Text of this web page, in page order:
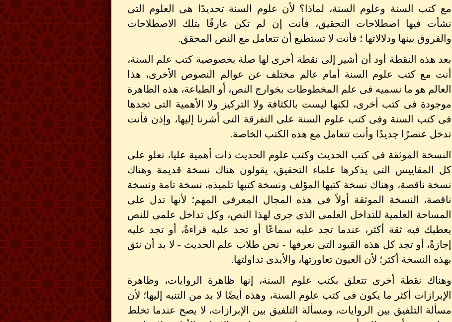
مع كتب السنة وعلوم السنة، لماذا؟ لأن علوم السنة تحديدًا هى العلوم التى
نشأت فيها اصطلاحات التحقيق، فأنت إن لم تكن عارفًا بتلك الاصطلاحات
والفروق بينها ودلالاتها ؛ فأنت لا تستطيع أن تتعامل مع النص المحقق.
بعد هذه النقطة أود أن أشير إلى نقطة أخرى لها صلة بخصوصية كتب علم السنة،
أنت مع كتب علوم السنة أمام عالم مختلف عن عوالم النصوص الأخرى، هذا
العالم هو ما نسميه فى علم المخطوطات بخوارج النص، أو الطباعة، هذه الظاهرة
موجودة فى كتب أخرى، لكنها ليست بالكثافة ولا التركيز ولا الأهمية التى تجدها
فى كتب السنة وفى كتب علوم السنة على التفرقة التى أشرنا إليها، وإذن فأنت
تدخل عنصرًا جديدًا وأنت تتعامل مع هذه الكتب الخاصة.
النسخة الموثقة فى كتب الحديث وكتب علوم الحديث ذات أهمية عليا، تعلو على
كل المقاييس التى يذكرها علماء التحقيق، يقولون هناك نسخة قديمة وهناك
نسخة ناقصة، وهناك نسخة كتبها المؤلف ونسخة كتبها تلميذه، نسخة تامة ونسخة
ناقصة، النسخة الموثقة أولاً فى هذه المجال المعرفى المهم؛ لأنها تدل على
المساحة العلمية للتداخل العلمى الذى جرى لهذا النص، وكل تداخل علمى للنص
يعطيك فيه ثقة أكثر، عندما تجد عليه سماعًا أو تجد عليه قراءةً، أو تجد عليه
إجازةً، أو تجد كل هذه القيود التى نعرفها - نحن طلاب علم الحديث - لا بد أن نثق
بهذه النسخة أكثر؛ لأن العيون تعاورتها، والأيدى تداولتها.
وهناك نقطة أخرى تتعلق بكتب علوم السنة، إنها ظاهرة الروايات، وظاهرة
الإبرازات أكثر ما يكون فى كتب علوم السنة، وهذه أيضًا لا بد من التنبه إليها؛ لأن
مسألة التلفيق بين الروايات، ومسألة التلفيق بين الإبرازات، لا يصح عندما تخلط